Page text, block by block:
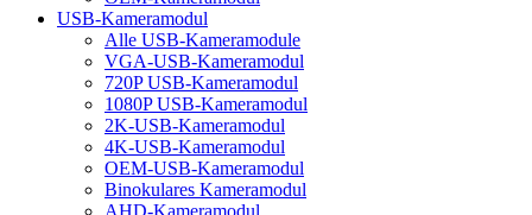
USB-Kameramodul
Alle USB-Kameramodule
VGA-USB-Kameramodul
720P USB-Kameramodul
1080P USB-Kameramodul
2K-USB-Kameramodul
4K-USB-Kameramodul
OEM-USB-Kameramodul
Binokulares Kameramodul
AHD-Kameramodul